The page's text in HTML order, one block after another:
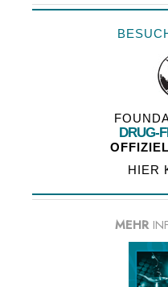
DRUG-
HIER
MEHR